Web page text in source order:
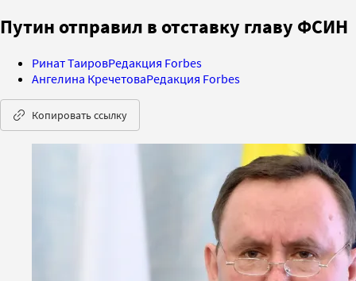
Путин отправил в отставку главу ФСИН
Ринат ТаировРедакция Forbes
Ангелина КречетоваРедакция Forbes
Копировать ссылку